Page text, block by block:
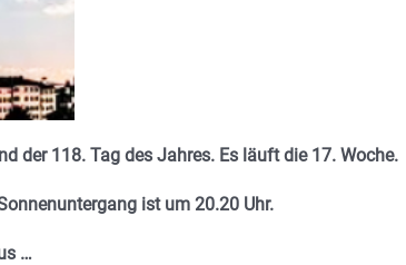
der 118. Tag des Jahres. Es läuft die 17. Woche.
ist um 20.20 Uhr.
…